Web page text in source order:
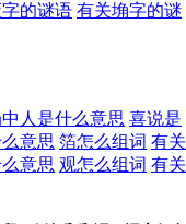
的谜语 有关埆字的谜
中人是什么意思 喜说是
意思 箔怎么组词 有关
意思 观怎么组词 有关